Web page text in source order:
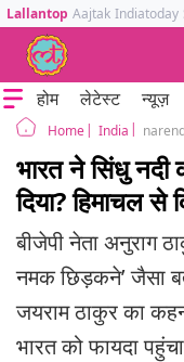
Lallantop Aajtak Indiatoday
होम लेटेस्ट न्यूज़
Home India
भारत ने सिंधु नदी
दिया? हिमाचल से
बीजेपी नेता अनुराग
नमक छिड़कने’ जैसा
जयराम ठाकुर का
भारत को फायदा